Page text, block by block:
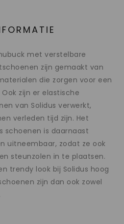
met verstelbare
zijn gemaakt van
die zorgen voor een
zijn er elastische
van Solidus verwerkt,
verleden tijd zijn. Het
schoenen is daarnaast
uitneembaar, zodat ze ook
steunzolen in te plaatsen.
trendy look bij Solidus hoog
zijn dan ook zowel